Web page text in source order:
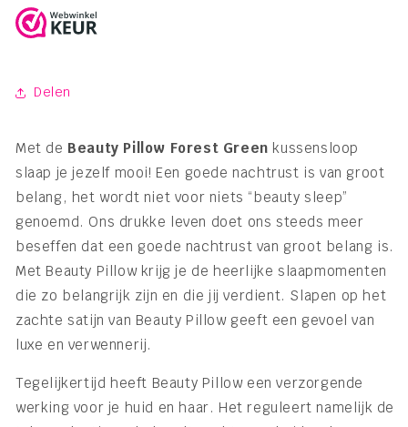
Delen
Met de Beauty Pillow Forest Green kussensloop
slaap je jezelf mooi! Een goede nachtrust is van groot
belang, het wordt niet voor niets “beauty sleep”
genoemd. Ons drukke leven doet ons steeds meer
beseffen dat een goede nachtrust van groot belang is.
Met Beauty Pillow krijg je de heerlijke slaapmomenten
die zo belangrijk zijn en die jij verdient. Slapen op het
zachte satijn van Beauty Pillow geeft een gevoel van
luxe en verwennerij.
Tegelijkertijd heeft Beauty Pillow een verzorgende
werking voor je huid en haar. Het reguleert namelijk de